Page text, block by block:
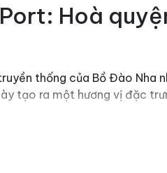
Hoà
thống của Bồ Đào Nha
tạo ra một hương vị đặc
sắc amber đẹp mắt và
tạp của trái cây chín